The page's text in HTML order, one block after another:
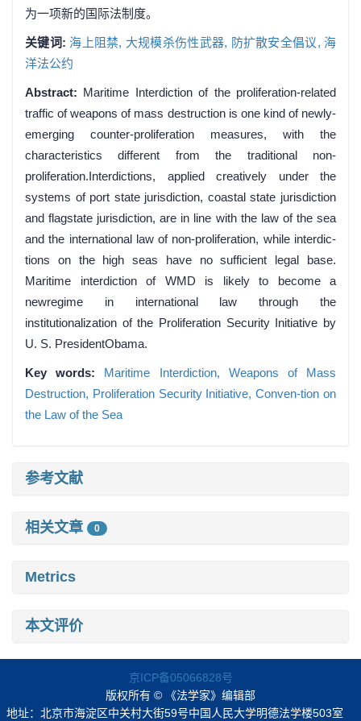
为一项新的国际法制度。
关键词: 海上阻禁, 大规模杀伤性武器, 防扩散安全倡议, 海
洋法公约
Abstract: Maritime Interdiction of the proliferation-related
traffic of weapons of mass destruction is one kind of newly-
emerging counter-proliferation measures, with the
characteristics different from the traditional non-
proliferation.Interdictions, applied creatively under the
systems of port state jurisdiction, coastal state jurisdiction
and flagstate jurisdiction, are in line with the law of the sea
and the international law of non-proliferation, while interdic-
tions on the high seas have no sufficient legal base.
Maritime interdiction of WMD is likely to become a
newregime in international law through the
institutionalization of the Proliferation Security Initiative by
U. S. PresidentObama.
Key words: Maritime Interdiction, Weapons of Mass
Destruction, Proliferation Security Initiative,Conven-tion on
the Law of the Sea
参考文献
相关文章 0
Metrics
本文评价
京ICP备05066828号
版权所有 © 《法学家》编辑部
地址：北京市海淀区中关村大街59号中国人民大学明德法学楼503室